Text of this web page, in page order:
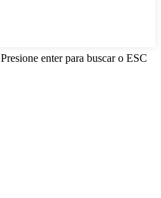
Presione enter para buscar o ESC